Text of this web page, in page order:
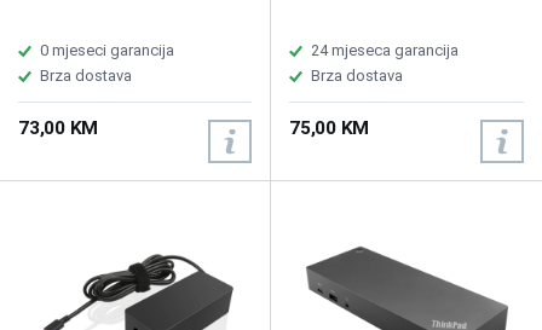
0 mjeseci garancija
Brza dostava
73,00 KM
24 mjeseca garancija
Brza dostava
75,00 KM